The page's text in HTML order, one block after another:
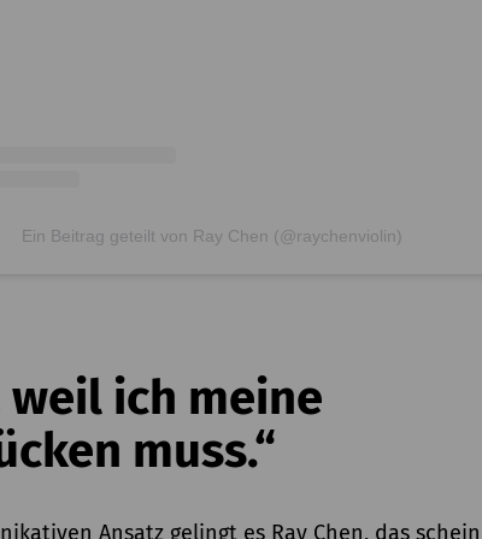
Ein Beitrag geteilt von Ray Chen (@raychenviolin)
weil ich meine
muss.“
Ansatz gelingt es Ray Chen, das